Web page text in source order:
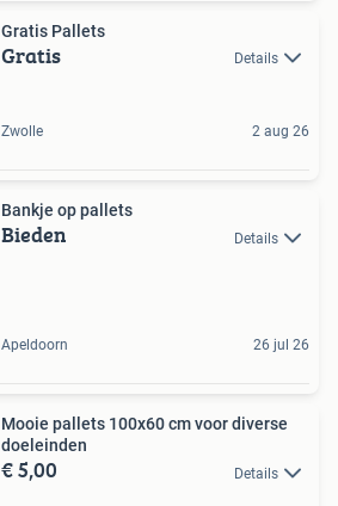
Gratis Pallets
Gratis Details
Zwolle 2 aug 26
Bankje op pallets
Bieden Details
Apeldoorn 26 jul 26
Mooie pallets 100x60 cm voor diverse
doeleinden
€ 5,00 Details